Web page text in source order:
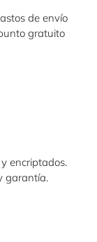
de envío
gratuito
encriptados.
garantía.